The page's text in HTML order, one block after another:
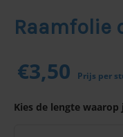
Raamfolie
€3,50 Prijs per
Kies de lengte